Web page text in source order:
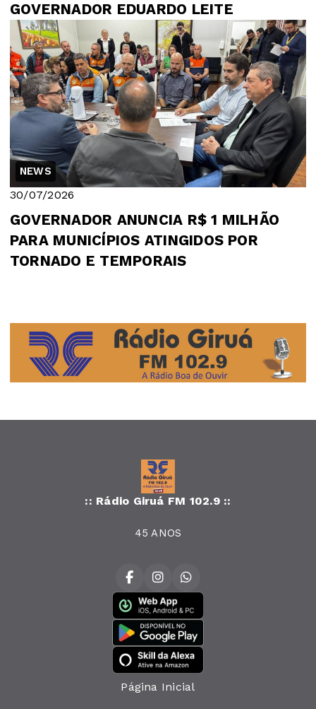
GOVERNADOR EDUARDO LEITE
NEWS
30/07/2026
GOVERNADOR ANUNCIA R$ 1 MILHÃO
PARA MUNICÍPIOS ATINGIDOS POR
TORNADO E TEMPORAIS
:: Rádio Giruá FM 102.9 ::
45 ANOS
Página Inicial